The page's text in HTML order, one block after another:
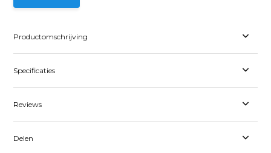
Productomschrijving
Specificaties
Reviews
Delen